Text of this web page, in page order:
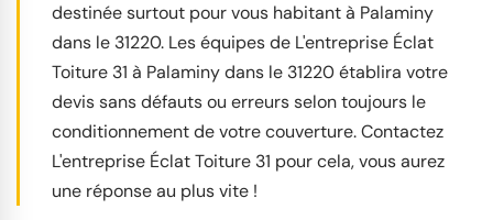
destinée surtout pour vous habitant à Palaminy
dans le 31220. Les équipes de L'entreprise Éclat
Toiture 31 à Palaminy dans le 31220 établira votre
devis sans défauts ou erreurs selon toujours le
conditionnement de votre couverture. Contactez
L'entreprise Éclat Toiture 31 pour cela, vous aurez
une réponse au plus vite !